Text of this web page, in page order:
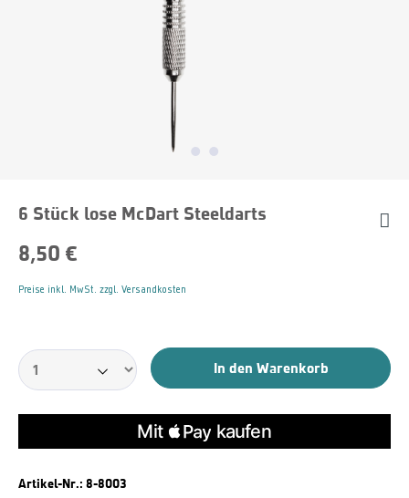
6 Stück lose McDart Steeldarts
8,50 €
Preise inkl. MwSt. zzgl. Versandkosten
In den Warenkorb
Artikel-Nr.: 8-8003